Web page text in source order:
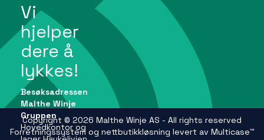
Vi
hjelper
dere å
lykkes!
Besøksadressen
Malthe Winje
Gruppen
Hovedkontor og
Copyright © 2026 Malthe Winje AS - All rights reserved
Forretningssystem og nettbutikkløsning levert av Multicase™